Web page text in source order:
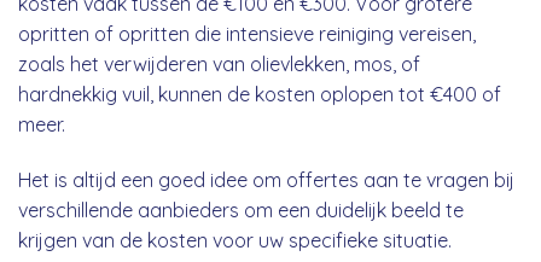
opritten of opritten die intensieve reiniging vereisen,
zoals het verwijderen van olievlekken, mos, of
hardnekkig vuil, kunnen de kosten oplopen tot €400 of
meer.
Het is altijd een goed idee om offertes aan te vragen bij
verschillende aanbieders om een duidelijk beeld te
krijgen van de kosten voor uw specifieke situatie.